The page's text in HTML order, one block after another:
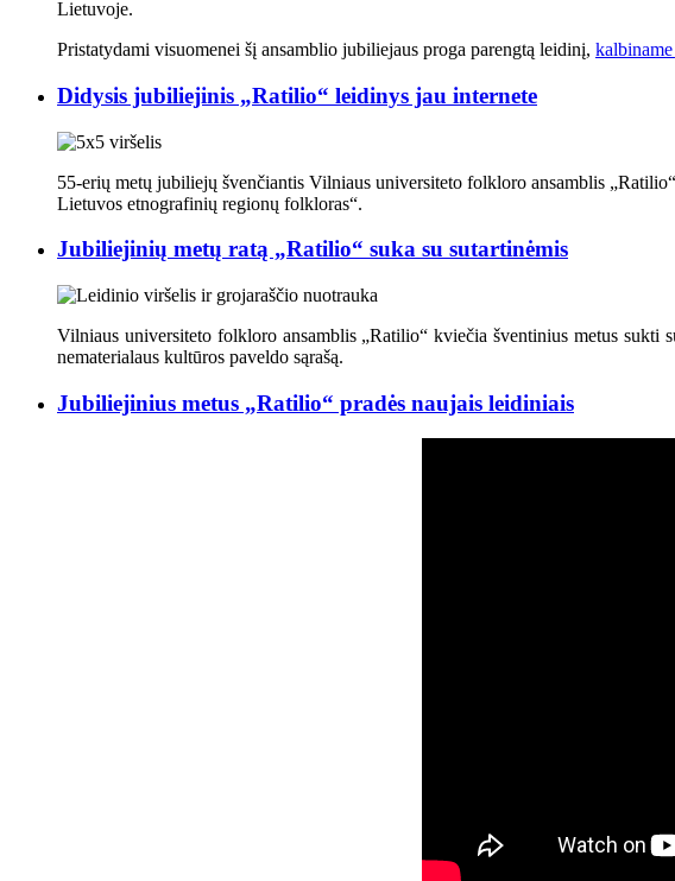
Lietuvoje.
Pristatydami visuomenei šį ansamblio jubiliejaus proga parengtą leidinį,
Didysis jubiliejinis „Ratilio“ leidinys jau internete
55-erių metų jubiliejų švenčiantis Vilniaus universiteto folkloro ansamblis
Lietuvos etnografinių regionų folkloras“.
Jubiliejinių metų ratą „Ratilio“ suka su sutartinėmis
Vilniaus universiteto folkloro ansamblis „Ratilio“ kviečia šventinius metus
nematerialaus kultūros paveldo sąrašą.
Jubiliejinius metus „Ratilio“ pradės naujais leidiniais